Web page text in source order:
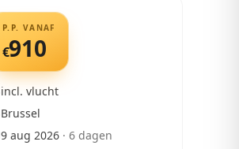
P.P. VANAF
€910
incl. vlucht
Brussel
9 aug 2026· 6dagen